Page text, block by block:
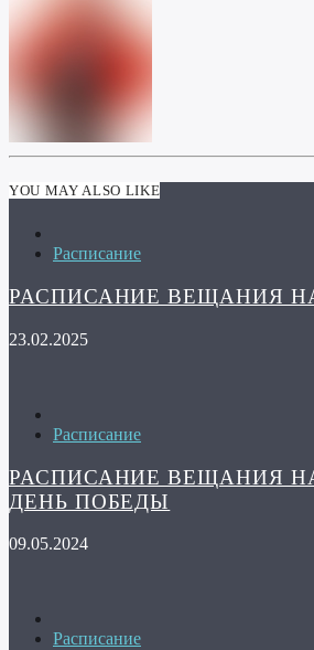
YOU MAY ALSO LIKE
Расписание
РАСПИСАНИЕ ВЕЩАНИЯ НА
23.02.2025
Расписание
РАСПИСАНИЕ ВЕЩАНИЯ НА
ДЕНЬ ПОБЕДЫ
09.05.2024
Расписание